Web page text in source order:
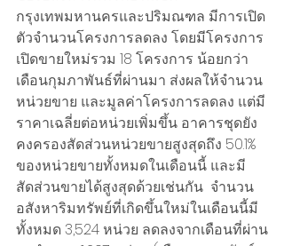
กรุงเทพมหานครและปริมณฑล มีการเปิด
ตัวจำนวนโครงการลดลง โดยมีโครงการ
เปิดขายใหม่รวม 18 โครงการ น้อยกว่า
เดือนกุมภาพันธ์ที่ผ่านมา ส่งผลให้จำนวน
หน่วยขาย และมูลค่าโครงการลดลง แต่มี
ราคาเฉลี่ยต่อหน่วยเพิ่มขึ้น อาคารชุดยัง
คงครองสัดส่วนหน่วยขายสูงสุดถึง 50.1%
ของหน่วยขายทั้งหมดในเดือนนี้ และมี
สัดส่วนขายได้สูงสุดด้วยเช่นกัน  จำนวน
อสังหาริมทรัพย์ที่เกิดขึ้นใหม่ในเดือนนี้มี
ทั้งหมด 3,524 หน่วย ลดลงจากเดือนที่ผ่าน